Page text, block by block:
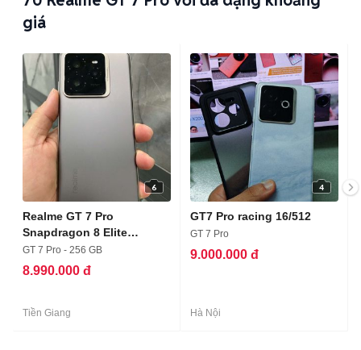
giá
6
Realme GT 7 Pro
Snapdragon 8 Elite
12GB/256GB Xám
GT 7 Pro - 256 GB
8.990.000 đ
Tiền Giang
4
GT7 Pro racing 16/512
GT 7 Pro
9.000.000 đ
Hà Nội